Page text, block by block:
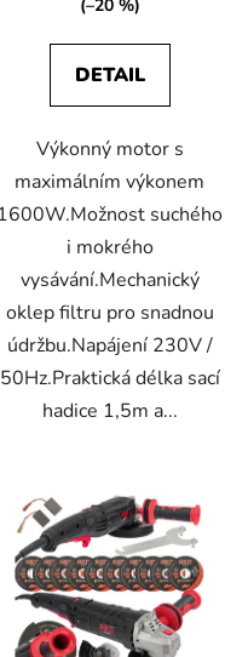
(–20 %)
DETAIL
Výkonný motor s
maximálním výkonem
1600W.Možnost suchého
i mokrého
vysávání.Mechanický
oklep filtru pro snadnou
údržbu.Napájení 230V /
50Hz.Praktická délka sací
hadice 1,5m a...